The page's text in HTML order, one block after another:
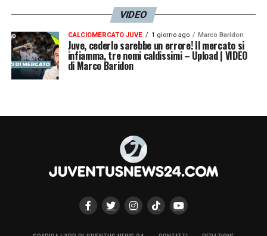
VIDEO
CALCIOMERCATO JUVE 1 giorno ago Marco Baridon
Juve, cederlo sarebbe un errore! Il mercato si
infiamma, tre nomi caldissimi – Upload | VIDEO
di Marco Baridon